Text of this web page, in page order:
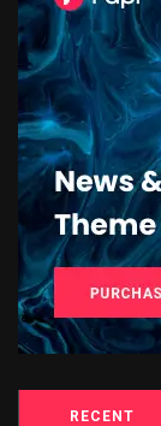
RECENT